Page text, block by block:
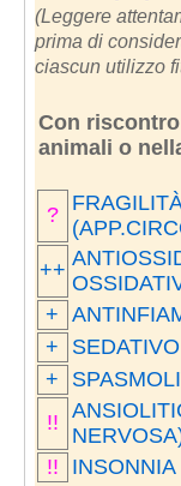
(Leggere
prima di
ciascun utilizzo
Con
animali o
?
++
+
+
+
!!
!!
INSONNIA